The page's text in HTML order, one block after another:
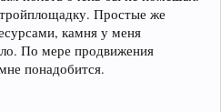
Простые же
камня у меня
По мере продвижения
понадобится.